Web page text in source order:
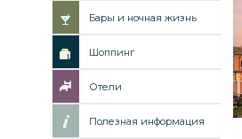
Бары и ночная жизнь
Шоппинг
Отели
Полезная информация